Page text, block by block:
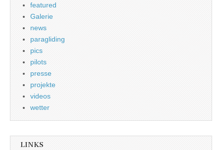
featured
Galerie
news
paragliding
pics
pilots
presse
projekte
videos
wetter
LINKS